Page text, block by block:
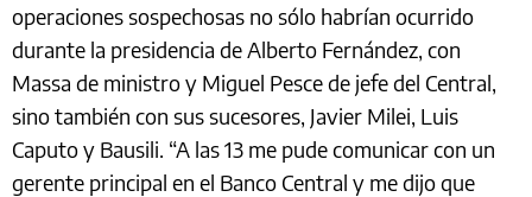
operaciones sospechosas no sólo habrían ocurrido
durante la presidencia de Alberto Fernández, con
Massa de ministro y Miguel Pesce de jefe del Central,
sino también con sus sucesores, Javier Milei, Luis
Caputo y Bausili. “A las 13 me pude comunicar con un
gerente principal en el Banco Central y me dijo que